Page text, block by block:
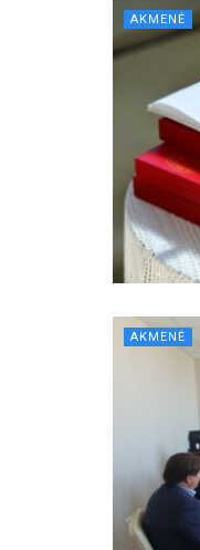
AKMENĖ
AKMENĖ